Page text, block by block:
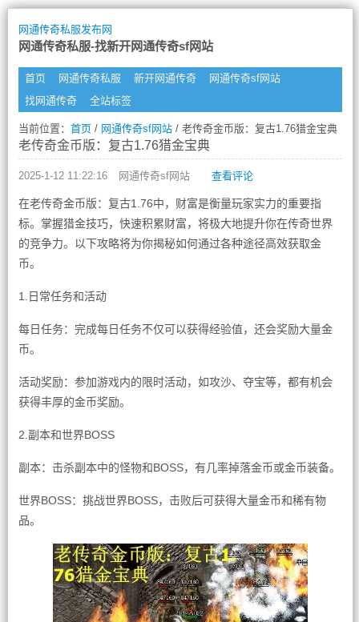
网通传奇私服发布网
网通传奇私服-找新开网通传奇sf网站
首页 网通传奇私服 新开网通传奇
网通传奇sf网站
找网通传奇
全站标签
当前位置： 首页/ 网通传奇sf网站/ 老传奇金币版：复古1.76猎金宝典
老传奇金币版：复古1.76猎金宝典
2025-1-12 11:22:16 网通传奇sf网站 查看评论
在老传奇金币版：复古1.76中，财富是衡量玩家实力的重要指
标。掌握猎金技巧，快速积累财富，将极大地提升你在传奇世界
的竞争力。以下攻略将为你揭秘如何通过各种途径高效获取金
币。
1.日常任务和活动
每日任务：完成每日任务不仅可以获得经验值，还会奖励大量金
币。
活动奖励：参加游戏内的限时活动，如攻沙、夺宝等，都有机会
获得丰厚的金币奖励。
2.副本和世界BOSS
副本：击杀副本中的怪物和BOSS，有几率掉落金币或金币装备。
世界BOSS：挑战世界BOSS，击败后可获得大量金币和稀有物
品。